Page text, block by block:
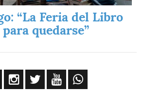
“La Feria del Libro
quedarse”